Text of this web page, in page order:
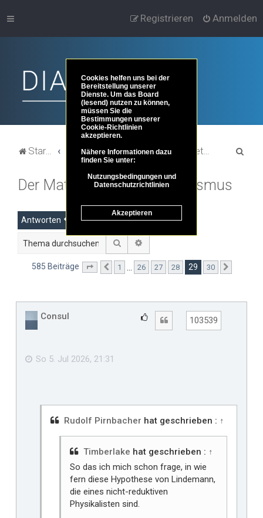
Anmelden
Registrieren
Startseite Portal Foren-Übersicht Themenbereiche der Philosophie Metaphysik und Ontologie
Der Materialismus/Physikalismus
Antworten
Suche
585 Beiträge Seite 29 von 30
Vorherige
1 26 27 28 29 30
Consul
m
i
103539
So 5. Jul 2026, 21:31
Rudolf Pirnbacher hat geschrieben : ↑
Timberlake hat geschrieben : ↑
So das ich mich schon frage, in wie
fern diese Hypothese von Lindemann,
die eines nicht-reduktiven
Physikalisten sind.
Cookies helfen uns bei der
Bereitstellung unserer
Dienste. Um das Board
(lesend) nutzen zu können,
müssen Sie die
Bestimmungen unserer
Cookie-Richtlinien
akzeptieren.
Nähere Informationen dazu
finden Sie unter:
Nutzungsbedingungen und
Datenschutzrichtlinien
Akzeptieren